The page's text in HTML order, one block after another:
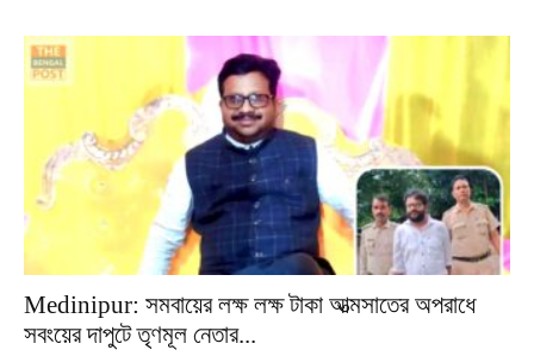
Medinipur: সমবায়ের লক্ষ লক্ষ টাকা আত্মসাতের অপরাধে
সবংয়ের দাপুটে তৃণমূল নেতার...